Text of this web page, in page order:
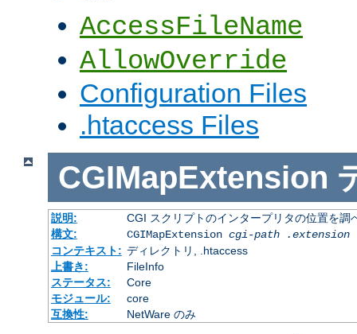
AccessFileName
AllowOverride
Configuration Files
.htaccess Files
CGIMapExtension
説明:
CGI スクリプトのインタープリタの位置を調
構文:
CGIMapExtension cgi-path
.extension
コンテキスト: ディレクトリ, .htaccess
上書き:
FileInfo
ステータス:
Core
モジュール:
core
互換性:
NetWare のみ